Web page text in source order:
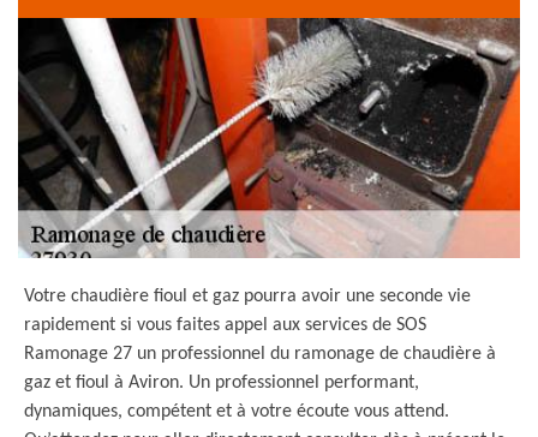
Votre chaudière fioul et gaz pourra avoir une seconde vie
rapidement si vous faites appel aux services de SOS
Ramonage 27 un professionnel du ramonage de chaudière à
gaz et fioul à Aviron. Un professionnel performant,
dynamiques, compétent et à votre écoute vous attend.